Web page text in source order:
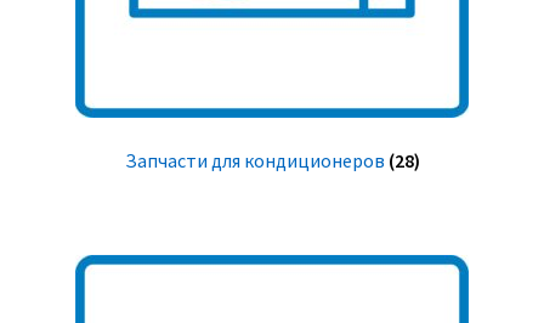
Запчасти для кондиционеров (28)